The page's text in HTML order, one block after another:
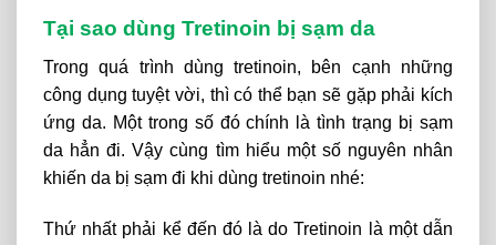
Tại sao dùng Tretinoin bị sạm da
Trong quá trình dùng tretinoin, bên cạnh những
công dụng tuyệt vời, thì có thể bạn sẽ gặp phải kích
ứng da. Một trong số đó chính là tình trạng bị sạm
da hẳn đi. Vậy cùng tìm hiểu một số nguyên nhân
khiến da bị sạm đi khi dùng tretinoin nhé:
Thứ nhất phải kể đến đó là do Tretinoin là một dẫn